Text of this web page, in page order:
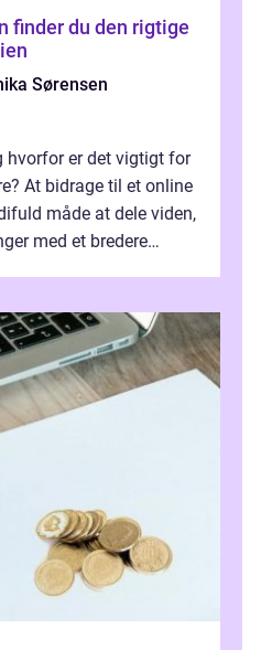
Sørensen
hvorfor er det vigtigt for
At bidrage til et online
måde at dele viden,
med et bredere